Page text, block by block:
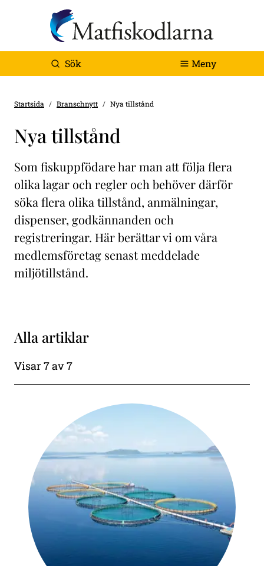
Sök Meny
Startsida Branschnytt Nya tillstånd
Nya tillstånd
Som fiskuppfödare har man att följa flera
olika lagar och regler och behöver därför
söka flera olika tillstånd, anmälningar,
dispenser, godkännanden och
registreringar. Här berättar vi om våra
medlemsföretag senast meddelade
miljötillstånd.
Alla artiklar
Visar 7av7